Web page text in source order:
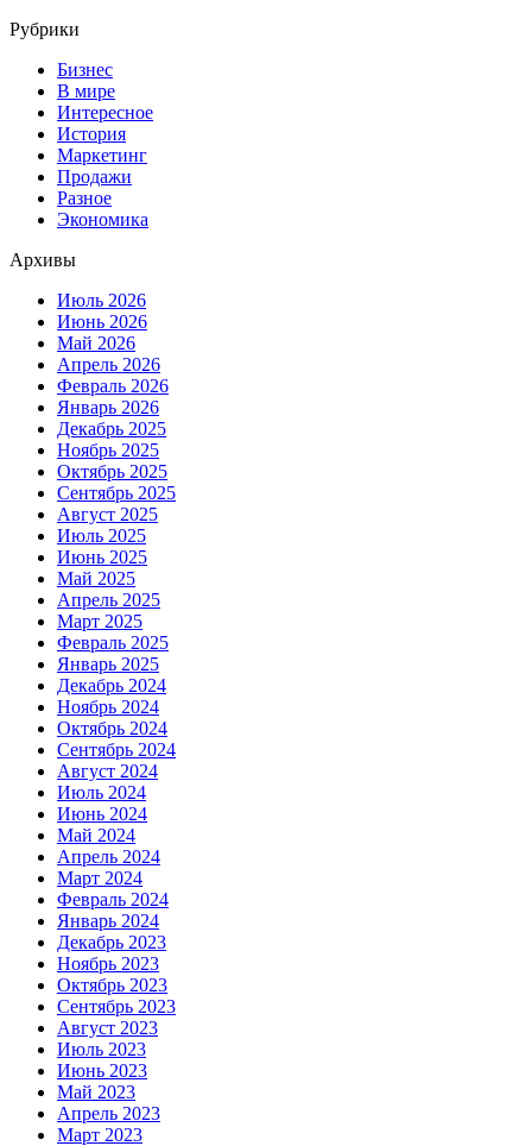
Рубрики
Бизнес
В мире
Интересное
История
Маркетинг
Продажи
Разное
Экономика
Архивы
Июль 2026
Июнь 2026
Май 2026
Апрель 2026
Февраль 2026
Январь 2026
Декабрь 2025
Ноябрь 2025
Октябрь 2025
Сентябрь 2025
Август 2025
Июль 2025
Июнь 2025
Май 2025
Апрель 2025
Март 2025
Февраль 2025
Январь 2025
Декабрь 2024
Ноябрь 2024
Октябрь 2024
Сентябрь 2024
Август 2024
Июль 2024
Июнь 2024
Май 2024
Апрель 2024
Март 2024
Февраль 2024
Январь 2024
Декабрь 2023
Ноябрь 2023
Октябрь 2023
Сентябрь 2023
Август 2023
Июль 2023
Июнь 2023
Май 2023
Апрель 2023
Март 2023